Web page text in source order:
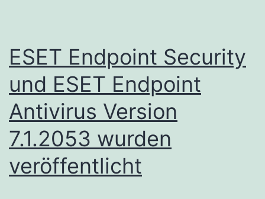
ESET Endpoint Security
und ESET Endpoint
Antivirus Version
7.1.2053 wurden
veröffentlicht